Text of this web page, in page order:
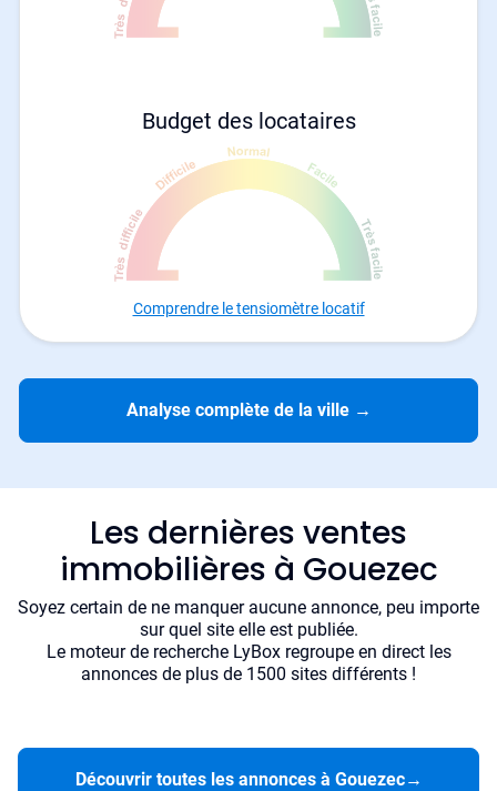
Budget des locataires
Comprendre le tensiomètre locatif
Analyse complète de la ville →
Les dernières ventes
immobilières à Gouezec
Soyez certain de ne manquer aucune annonce, peu importe
sur quel site elle est publiée.
Le moteur de recherche LyBox regroupe en direct les
annonces de plus de 1500 sites différents !
Découvrir toutes les annonces à Gouezec→